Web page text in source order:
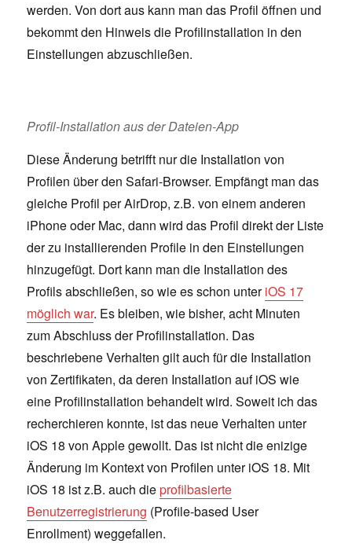
werden. Von dort aus kann man das Profil öffnen und
bekommt den Hinweis die Profilinstallation in den
Einstellungen abzuschließen.
Profil-Installation aus der Dateien-App
Diese Änderung betrifft nur die Installation von
Profilen über den Safari-Browser. Empfängt man das
gleiche Profil per AirDrop, z.B. von einem anderen
iPhone oder Mac, dann wird das Profil direkt der Liste
der zu installierenden Profile in den Einstellungen
hinzugefügt. Dort kann man die Installation des
Profils abschließen, so wie es schon unteriOS 17
möglich war. Es bleiben, wie bisher, acht Minuten
zum Abschluss der Profilinstallation. Das
beschriebene Verhalten gilt auch für die Installation
von Zertifikaten, da deren Installation auf iOS wie
eine Profilinstallation behandelt wird. Soweit ich das
recherchieren konnte, ist das neue Verhalten unter
iOS 18 von Apple gewollt. Das ist nicht die enizige
Änderung im Kontext von Profilen unter iOS 18. Mit
iOS 18 ist z.B. auch dieprofilbasierte
Benutzerregistrierung (Profile-based User
Enrollment) weggefallen.